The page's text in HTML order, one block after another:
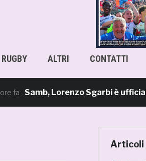
RUGBY ALTRI CONTATTI
Samb, Lorenzo Sgarbi è ufficiale:
Articoli